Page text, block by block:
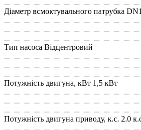
Діаметр всмоктувального патрубка
Тип насоса Відцентровий
Потужність двигуна, кВт 1,5 кВт
Потужність двигуна приводу, к.с. 2.0